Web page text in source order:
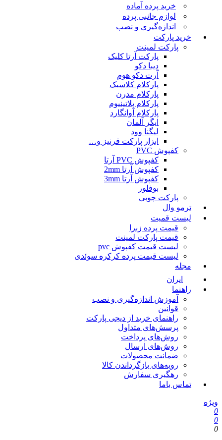
خرید پرده آماده
لوازم جانبی پرده
اندازه‌گیری و نصب
خرید پارکت
پارکت لمینت
پارکت آرتا کلیک
دیبا دکو
آرت دکو هوم
پارکلام کلاسیک
پارکلام مدرن
پارکلام پلاتینیوم
پارکلام آوانگارد
ایگر آلمان
لیگنا وود
ابزار پارکت قرنیز و…
کفپوش PVC
کفپوش PVC آرتا
کفپوش آرتا 2mm
کفپوش آرتا 3mm
بوفلور
پارکت چوبی
ترمو وال
لیست قمیت
قیمت پرده زبرا
قیمت پارکت لمینت
لیست قیمت کفپوش pvc
لیست قیمت پرده کرکره سوئدی
مجله
ایران
راهنما
آموزش اندازه‌گیری و نصب
قوانین
راهنمای خرید از دیجی پارکت
پرسش‌های متداول
روش‌های پرداخت
روش‌های ارسال
ضمانت محصولات
رویه‌های بازگرداندن کالا
رهگیری سفارش
تماس باما